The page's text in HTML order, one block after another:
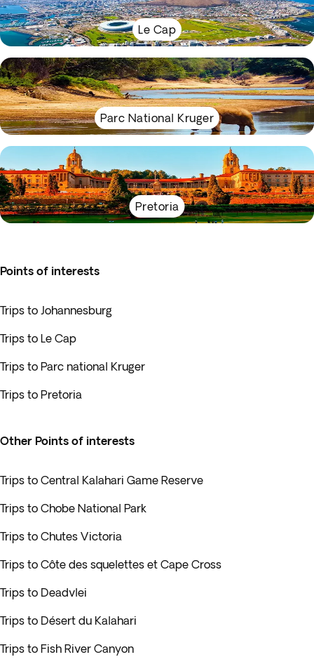
Le Cap
Parc National Kruger
Pretoria
Points of interests
Trips to Johannesburg
Trips to Le Cap
Trips to Parc national Kruger
Trips to Pretoria
Other Points of interests
Trips to Central Kalahari Game Reserve
Trips to Chobe National Park
Trips to Chutes Victoria
Trips to Côte des squelettes et Cape Cross
Trips to Deadvlei
Trips to Désert du Kalahari
Trips to Fish River Canyon